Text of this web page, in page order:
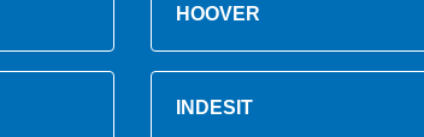
HOOVER
INDESIT